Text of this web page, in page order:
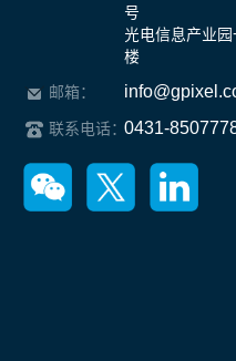
号
光电信息产业
楼
邮箱：
联系电话：0431-